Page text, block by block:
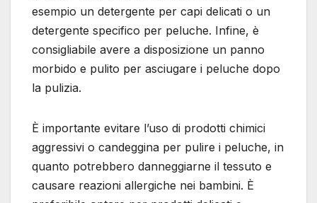
esempio un detergente per capi delicati o un
detergente specifico per peluche. Infine, è
consigliabile avere a disposizione un panno
morbido e pulito per asciugare i peluche dopo
la pulizia.
È importante evitare l’uso di prodotti chimici
aggressivi o candeggina per pulire i peluche, in
quanto potrebbero danneggiarne il tessuto e
causare reazioni allergiche nei bambini. È